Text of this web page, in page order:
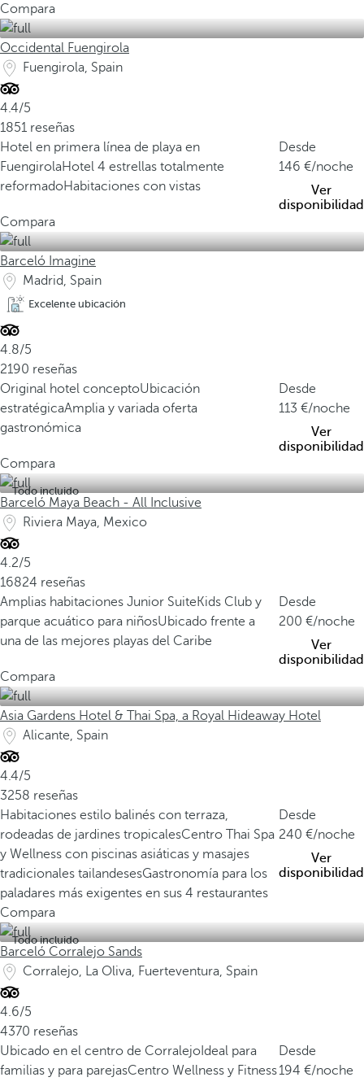
Compara
Occidental Fuengirola
Fuengirola, Spain
4.4/5
1851 reseñas
Hotel en primera línea de playa en
FuengirolaHotel 4 estrellas totalmente
reformadoHabitaciones con vistas
Desde
146
/noche
Ver
disponibilidad
Compara
Barceló Imagine
Madrid, Spain
Excelente ubicación
4.8/5
2190 reseñas
Original hotel conceptoUbicación
estratégicaAmplia y variada oferta
gastronómica
Desde
113
/noche
Ver
disponibilidad
Compara
Todo incluido
Barceló Maya Beach - All Inclusive
Riviera Maya, Mexico
4.2/5
16824 reseñas
Amplias habitaciones Junior SuiteKids Club y
parque acuático para niñosUbicado frente a
una de las mejores playas del Caribe
Desde
200
/noche
Ver
disponibilidad
Compara
Asia Gardens Hotel & Thai Spa, a Royal Hideaway Hotel
Alicante, Spain
4.4/5
3258 reseñas
Habitaciones estilo balinés con terraza,
rodeadas de jardines tropicalesCentro Thai Spa
y Wellness con piscinas asiáticas y masajes
tradicionales tailandesesGastronomía para los
paladares más exigentes en sus 4 restaurantes
Desde
240
/noche
Ver
disponibilidad
Compara
Todo incluido
Barceló Corralejo Sands
Corralejo, La Oliva, Fuerteventura, Spain
4.6/5
4370 reseñas
Ubicado en el centro de Corralejo Ideal para
familias y para parejasCentro Wellness y Fitness
Desde
194
/noche